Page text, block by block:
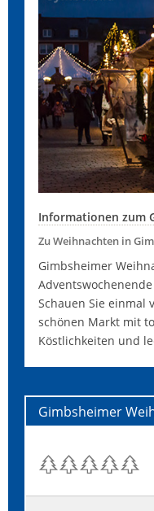
Informationen zum
Zu Weihnachten in
Gimbsheimer
Schauen Sie einmal
schönen Markt mit
Köstlichkeiten und
Gimbsheimer